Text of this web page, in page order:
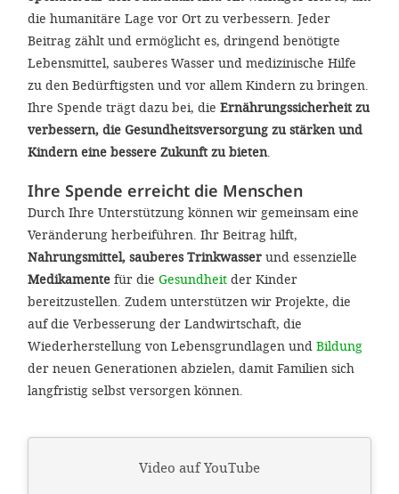
die humanitäre Lage vor Ort zu verbessern. Jeder
Beitrag zählt und ermöglicht es, dringend benötigte
Lebensmittel, sauberes Wasser und medizinische Hilfe
zu den Bedürftigsten und vor allem Kindern zu bringen.
Ihre Spende trägt dazu bei, die Ernährungssicherheit zu
verbessern, die Gesundheitsversorgung zu stärken und
Kindern eine bessere Zukunft zu bieten
Ihre Spende erreicht die Menschen
Durch Ihre Unterstützung können wir gemeinsam eine
Veränderung herbeiführen. Ihr Beitrag hilft,
Nahrungsmittel, sauberes Trinkwasser und essenzielle
Medikamente für die Gesundheit der Kinder
bereitzustellen. Zudem unterstützen wir Projekte, die
auf die Verbesserung der Landwirtschaft, die
Wiederherstellung von Lebensgrundlagen und Bildung
der neuen Generationen abzielen, damit Familien sich
langfristig selbst versorgen können.